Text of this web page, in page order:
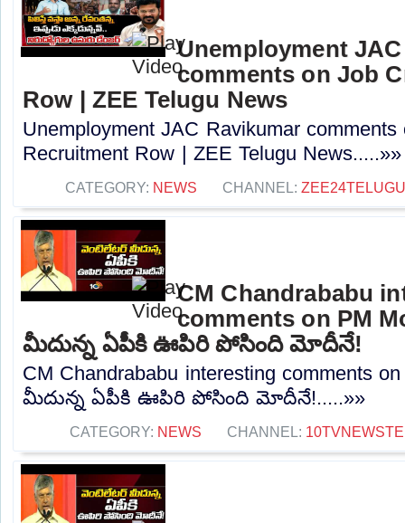
Unemployment
comments on Job
Row | ZEE Telugu News
Unemployment JAC Ravikumar
Recruitment Row | ZEE Telugu News.....»»
CATEGORY: NEWS CHANNEL:
CM Chandrababu
comments on PM
మీదున్న ఏపీకి ఊపిరి పోసింది మోదీనే!
CM Chandrababu interesting comments
మీదున్న ఏపీకి ఊపిరి పోసింది మోదీనే!.....»»
CATEGORY: NEWS CHANNEL: